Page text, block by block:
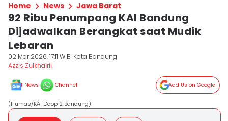
Home News Jawa Barat
92 Ribu Penumpang KAI Bandung
Dijadwalkan Berangkat saat Mudik
Lebaran
02 Mar 2026, 17:11 WIB Kota Bandung
Azzis Zulkhairil
News Channel Add Us on Google
(Humas/KAI Daop 2 Bandung)